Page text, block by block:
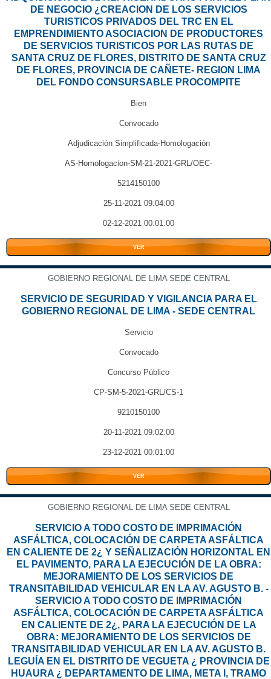
DE NEGOCIO ¿CREACION DE LOS SERVICIOS
TURISTICOS PRIVADOS DEL TRC EN EL
EMPRENDIMIENTO ASOCIACION DE PRODUCTORES
DE SERVICIOS TURISTICOS POR LAS RUTAS DE
SANTA CRUZ DE FLORES, DISTRITO DE SANTA CRUZ
DE FLORES, PROVINCIA DE CAÑETE- REGION LIMA
DEL FONDO CONSURSABLE PROCOMPITE
Bien
Convocado
Adjudicación Simplificada-Homologación
AS-Homologacion-SM-21-2021-GRL/OEC-
5214150100
25-11-2021 09:04:00
02-12-2021 00:01:00
VER
GOBIERNO REGIONAL DE LIMA SEDE CENTRAL
SERVICIO DE SEGURIDAD Y VIGILANCIA PARA EL
GOBIERNO REGIONAL DE LIMA - SEDE CENTRAL
Servicio
Convocado
Concurso Público
CP-SM-5-2021-GRL/CS-1
9210150100
20-11-2021 09:02:00
23-12-2021 00:01:00
VER
GOBIERNO REGIONAL DE LIMA SEDE CENTRAL
SERVICIO A TODO COSTO DE IMPRIMACIÓN
ASFÁLTICA, COLOCACIÓN DE CARPETA ASFÁLTICA
EN CALIENTE DE 2¿ Y SEÑALIZACIÓN HORIZONTAL EN
EL PAVIMENTO, PARA LA EJECUCIÓN DE LA OBRA:
MEJORAMIENTO DE LOS SERVICIOS DE
TRANSITABILIDAD VEHICULAR EN LA AV. AGUSTO B. -
SERVICIO A TODO COSTO DE IMPRIMACIÓN
ASFÁLTICA, COLOCACIÓN DE CARPETA ASFÁLTICA
EN CALIENTE DE 2¿, PARA LA EJECUCIÓN DE LA
OBRA: MEJORAMIENTO DE LOS SERVICIOS DE
TRANSITABILIDAD VEHICULAR EN LA AV. AGUSTO B.
LEGUÍA EN EL DISTRITO DE VEGUETA ¿ PROVINCIA DE
HUAURA ¿ DEPARTAMENTO DE LIMA, META I, TRAMO